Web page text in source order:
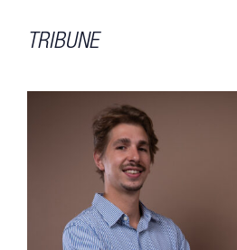
TRIBUNE